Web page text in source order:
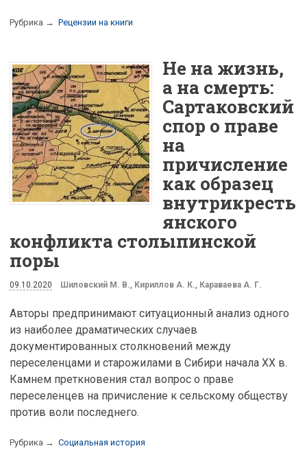
Рубрика → Рецензии на книги
Не на жизнь,
а на смерть:
Сартаковский
спор о праве
на
причисление
как образец
внутрикресть
янского
конфликта столыпинской
поры
09.10.2020 Шиловский М. В. Кириллов А. К. Караваева А. Г.
Авторы предпринимают ситуационный анализ одного
из наиболее драматических случаев
документированных столкновений между
переселенцами и старожилами в Сибири начала XX в.
Камнем преткновения стал вопрос о праве
переселенцев на причисление к сельскому обществу
против воли последнего.
Рубрика → Социальная история